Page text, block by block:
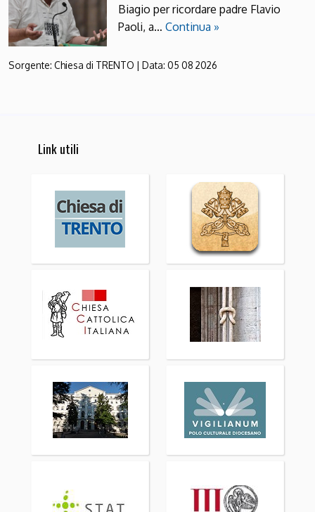
Biagio per ricordare padre Flavio
Paoli, a… Continua »
Sorgente: Chiesa di TRENTO | Data: 05 08 2026
Link utili